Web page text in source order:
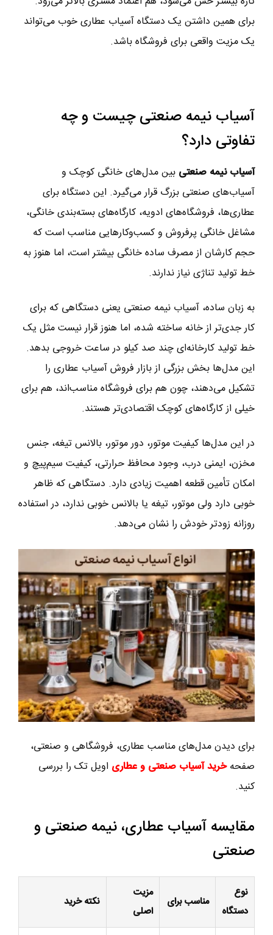
برای همین داشتن یک دستگاه آسیاب عطاری خوب می‌تواند
یک مزیت واقعی برای فروشگاه باشد.
آسیاب نیمه صنعتی چیست و چه
تفاوتی دارد؟
آسیاب نیمه صنعتی بین مدل‌های خانگی کوچک و
آسیاب‌های صنعتی بزرگ قرار می‌گیرد. این دستگاه برای
عطاری‌ها، فروشگاه‌های ادویه، کارگاه‌های بسته‌بندی خانگی،
مشاغل خانگی پرفروش و کسب‌وکارهایی مناسب است که
حجم کارشان از مصرف ساده خانگی بیشتر است، اما هنوز به
خط تولید تناژی نیاز ندارند.
به زبان ساده، آسیاب نیمه صنعتی یعنی دستگاهی که برای
کار جدی‌تر از خانه ساخته شده، اما هنوز قرار نیست مثل یک
خط تولید کارخانه‌ای چند صد کیلو در ساعت خروجی بدهد.
این مدل‌ها بخش بزرگی از بازار فروش آسیاب عطاری را
تشکیل می‌دهند، چون هم برای فروشگاه مناسب‌اند، هم برای
خیلی از کارگاه‌های کوچک اقتصادی‌تر هستند.
در این مدل‌ها کیفیت موتور، دور موتور، بالانس تیغه، جنس
مخزن، ایمنی درب، وجود محافظ حرارتی، کیفیت سیم‌پیچ و
امکان تأمین قطعه اهمیت زیادی دارد. دستگاهی که ظاهر
خوبی دارد ولی موتور، تیغه یا بالانس خوبی ندارد، در استفاده
روزانه زودتر خودش را نشان می‌دهد.
برای دیدن مدل‌های مناسب عطاری، فروشگاهی و صنعتی،
صفحهخرید آسیاب صنعتی و عطاری اویل تک را بررسی
کنید.
مقایسه آسیاب عطاری، نیمه صنعتی و
صنعتی
نوع
دستگاه
مناسب برای
مزیت
اصلی
نکته خرید